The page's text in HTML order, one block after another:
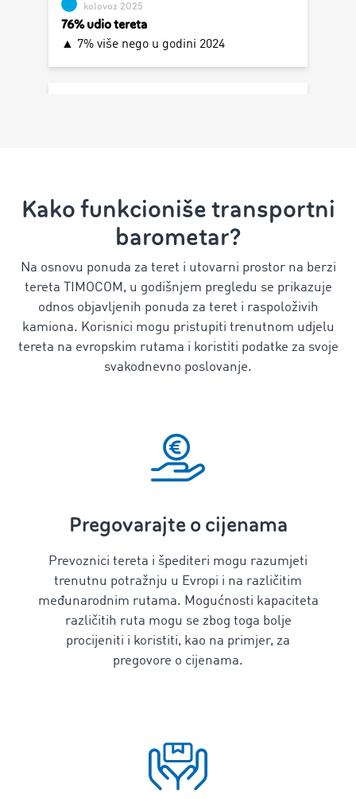
Kako funkcioniše transportni
barometar?
Na osnovu ponuda za teret i utovarni prostor na berzi
tereta TIMOCOM, u godišnjem pregledu se prikazuje
odnos objavljenih ponuda za teret i raspoloživih
kamiona. Korisnici mogu pristupiti trenutnom udjelu
tereta na evropskim rutama i koristiti podatke za svoje
svakodnevno poslovanje.
Pregovarajte o cijenama
Prevoznici tereta i špediteri mogu razumjeti
trenutnu potražnju u Evropi i na različitim
međunarodnim rutama. Mogućnosti kapaciteta
različitih ruta mogu se zbog toga bolje
procijeniti i koristiti, kao na primjer, za
pregovore o cijenama.